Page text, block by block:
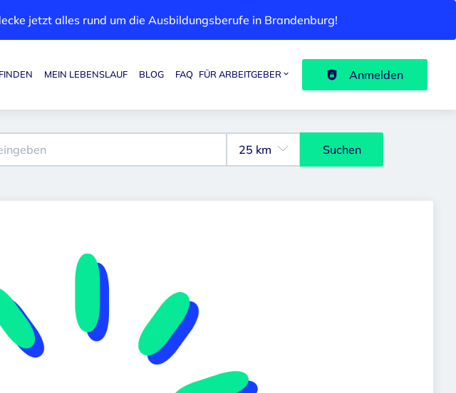
jetzt alles rund um die Ausbildungsberufe in Brandenburg!
Haupt-Navigation
MEIN LEBENSLAUF BLOG FAQ FÜR ARBEITGEBER Anmelden
Suchen